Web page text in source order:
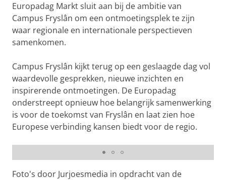
Europadag Markt sluit aan bij de ambitie van
Campus Fryslân om een ontmoetingsplek te zijn
waar regionale en internationale perspectieven
samenkomen.
Campus Fryslân kijkt terug op een geslaagde dag vol
waardevolle gesprekken, nieuwe inzichten en
inspirerende ontmoetingen. De Europadag
onderstreept opnieuw hoe belangrijk samenwerking
is voor de toekomst van Fryslân en laat zien hoe
Europese verbinding kansen biedt voor de regio.
Foto's door Jurjoesmedia in opdracht van de